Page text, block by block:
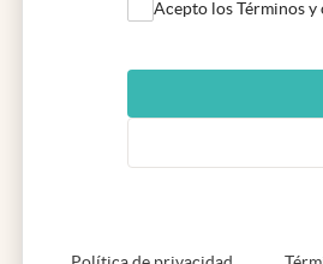
Acepto los Términos